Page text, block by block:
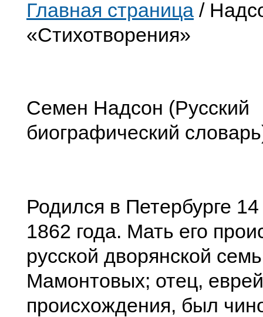
Главная страница /
«Стихотворения»
Семен Надсон (Русский
биографический
Родился в Петербурге
1862 года. Мать его
русской дворянской
Мамонтовых; отец,
происхождения, был